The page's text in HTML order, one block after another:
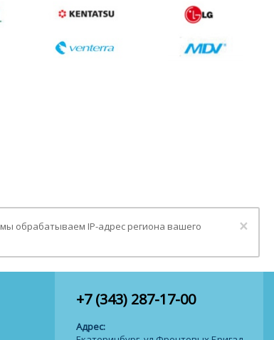
×
обрабатываем IP-адрес региона вашего
+7 (343) 287-17-00
Адрес: